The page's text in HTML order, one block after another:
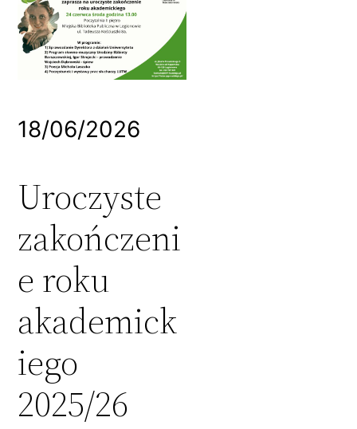
18/06/2026
Uroczyste
zakończeni
e roku
akademick
iego
2025/26